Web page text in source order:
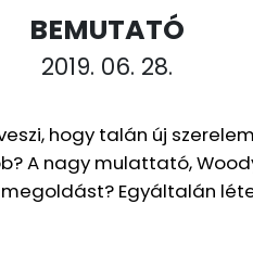
BEMUTATÓ
2019. 06. 28.
hogy talán új
A nagy mulattató,
Egyáltalán